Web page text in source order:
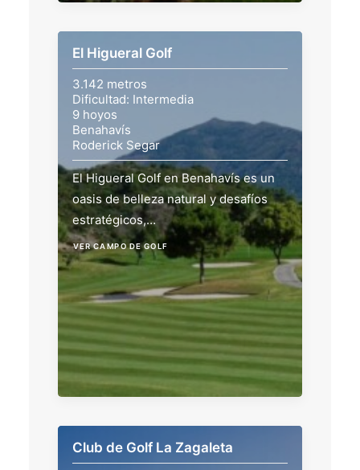
El Higueral Golf
3.142 metros
Dificultad: Intermedia
9 hoyos
Benahavís
Roderick Segar
El Higueral Golf en Benahavís es un
oasis de belleza natural y desafíos
estratégicos,…
VER CAMPO DE GOLF
Club de Golf La Zagaleta